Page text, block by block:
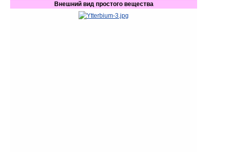
Внешний вид простого вещества